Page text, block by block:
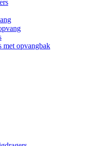
met opvangbak